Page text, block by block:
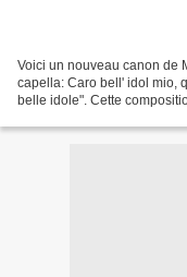
Voici un nouveau canon de
capella: Caro bell' idol mio,
belle idole". Cette